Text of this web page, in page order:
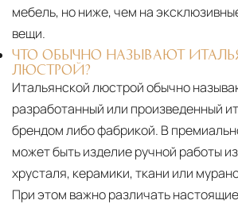
мебель, но ниже, чем на
вещи.
ЧТО ОБЫЧНО НАЗЫВАЮТ
ЛЮСТРОЙ?
Итальянской люстрой обычно
разработанный или произведенный
брендом либо фабрикой. В
может быть изделие ручной работы
хрусталя, керамики, ткани или
При этом важно различать